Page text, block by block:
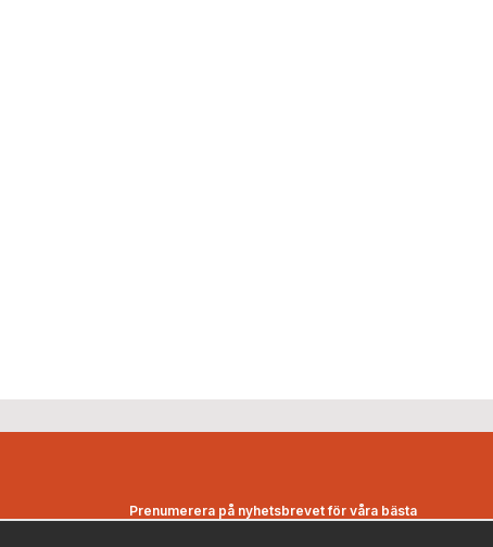
Prenumerera på nyhetsbrevet för våra bästa